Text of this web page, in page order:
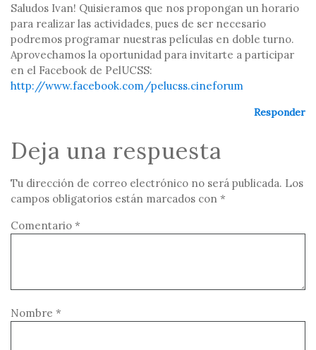
Saludos Ivan! Quisieramos que nos propongan un horario
para realizar las actividades, pues de ser necesario
podremos programar nuestras películas en doble turno.
Aprovechamos la oportunidad para invitarte a participar
en el Facebook de PelUCSS:
http://www.facebook.com/pelucss.cineforum
Responder
Deja una respuesta
Tu dirección de correo electrónico no será publicada. Los
campos obligatorios están marcados con *
Comentario *
Nombre *